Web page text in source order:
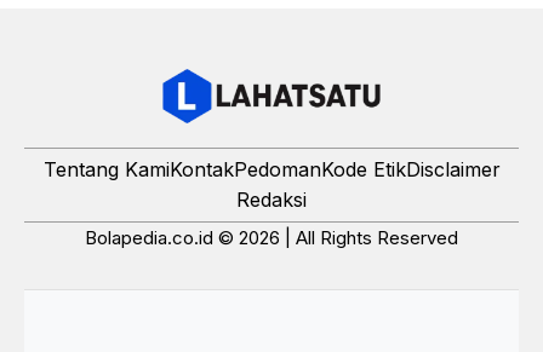
Tentang KamiKontakPedomanKode EtikDisclaimer
Redaksi
Bolapedia.co.id © 2026 | All Rights Reserved